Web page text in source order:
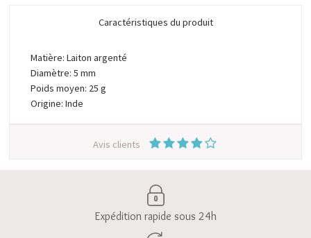
Caractéristiques du produit
Matière: Laiton argenté
Diamètre: 5 mm
Poids moyen: 25 g
Origine: Inde
Avis clients
Expédition rapide sous 24h